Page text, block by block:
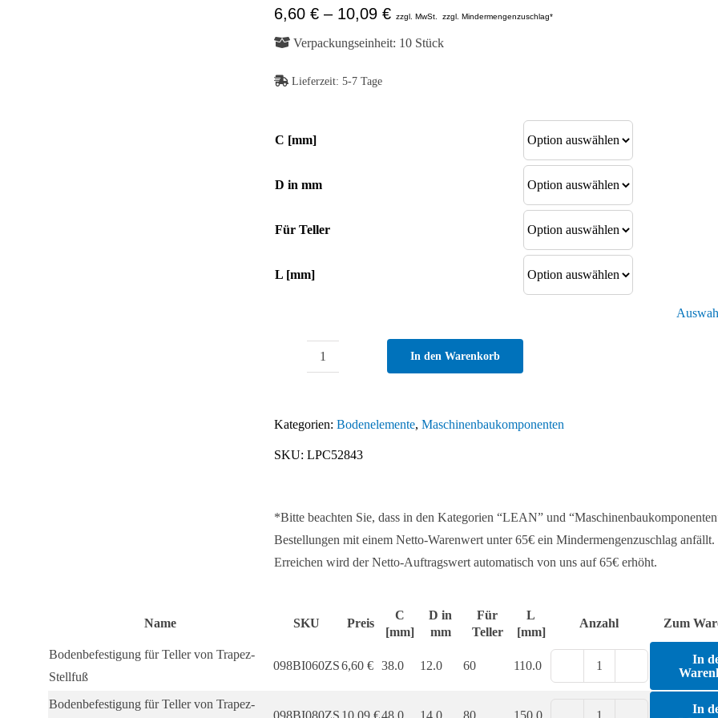
6,60 €– 10,09 € zzgl. MwSt. zzgl. Mindermengenzuschlag*
Verpackungseinheit: 10 Stück
Lieferzeit: 5-7 Tage
C [mm]
D in mm
Für Teller
L [mm]
von
Trapez-
In den Warenkorb
Kategorien: Bodenelemente, Maschinenbaukomponenten
SKU: LPC52843
*Bitte beachten Sie, dass in den Kategorien “LEAN” und
Bestellungen mit einem Netto-Warenwert unter 65€ ein Mindermengenzuschlag
Erreichen wird der Netto-Auftragswert automatisch von uns auf 65€ erhöht.
Name SKU Preis
C
[mm]
D in
mm
Für
Teller
L
[mm]
Anzahl Zum
Bodenbefestigung für Teller von Trapez-
Stellfuß
098BI060ZS6,60 € 38.0 12.0 60 110.0
Bodenbefestigung
In
Bodenbefestigung für Teller von Trapez-
In